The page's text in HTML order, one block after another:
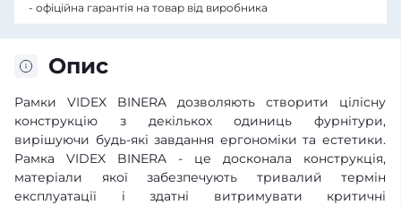
Опис
Рамки VIDEX BINERA дозволяють створити цілісну
конструкцію з декількох одиниць фурнітури,
вирішуючи будь-які завдання ергономіки та естетики.
Рамка VIDEX BINERA - це досконала конструкція,
матеріали якої забезпечують тривалий термін
експлуатації і здатні витримувати критичні
- офіційна гарантія на товар від виробника